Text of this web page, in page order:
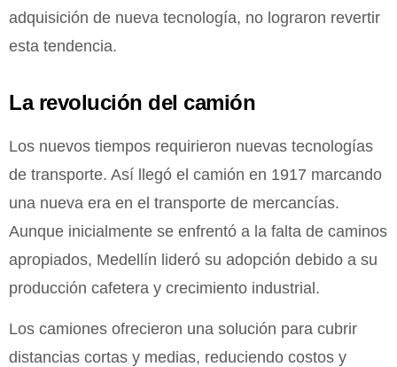
adquisición de nueva tecnología, no lograron revertir
esta tendencia.
La revolución del camión
Los nuevos tiempos requirieron nuevas tecnologías
de transporte. Así llegó el camión en 1917 marcando
una nueva era en el transporte de mercancías.
Aunque inicialmente se enfrentó a la falta de caminos
apropiados, Medellín lideró su adopción debido a su
producción cafetera y crecimiento industrial.
Los camiones ofrecieron una solución para cubrir
distancias cortas y medias, reduciendo costos y